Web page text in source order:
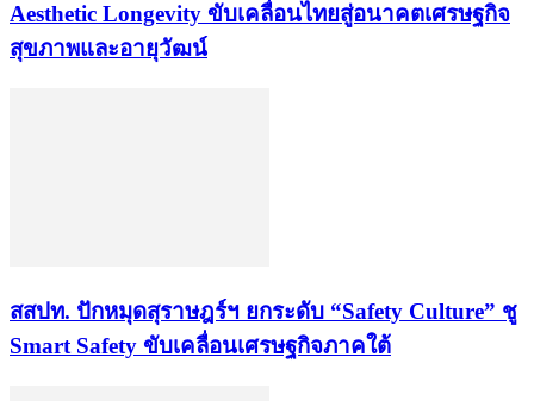
Aesthetic Longevity ขับเคลื่อนไทยสู่อนาคตเศรษฐกิจ
สุขภาพและอายุวัฒน์
สสปท. ปักหมุดสุราษฎร์ฯ ยกระดับ “Safety Culture” ชู
Smart Safety ขับเคลื่อนเศรษฐกิจภาคใต้